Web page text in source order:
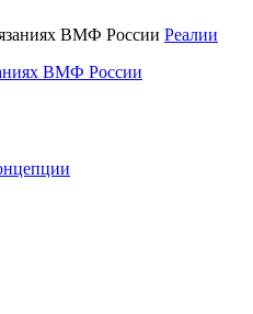
Реалии
ВМФ России